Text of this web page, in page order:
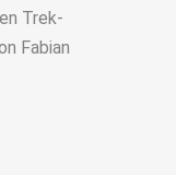
Trek-
Fabian